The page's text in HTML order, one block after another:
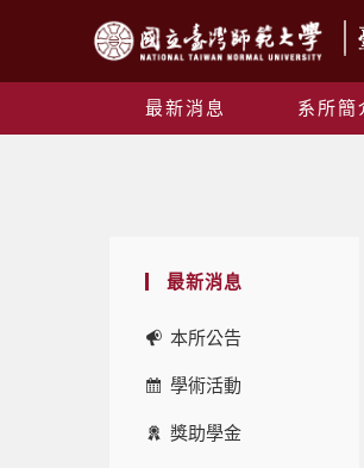
最新消息 系所簡
最新消息
本所公告
學術活動
獎助學金